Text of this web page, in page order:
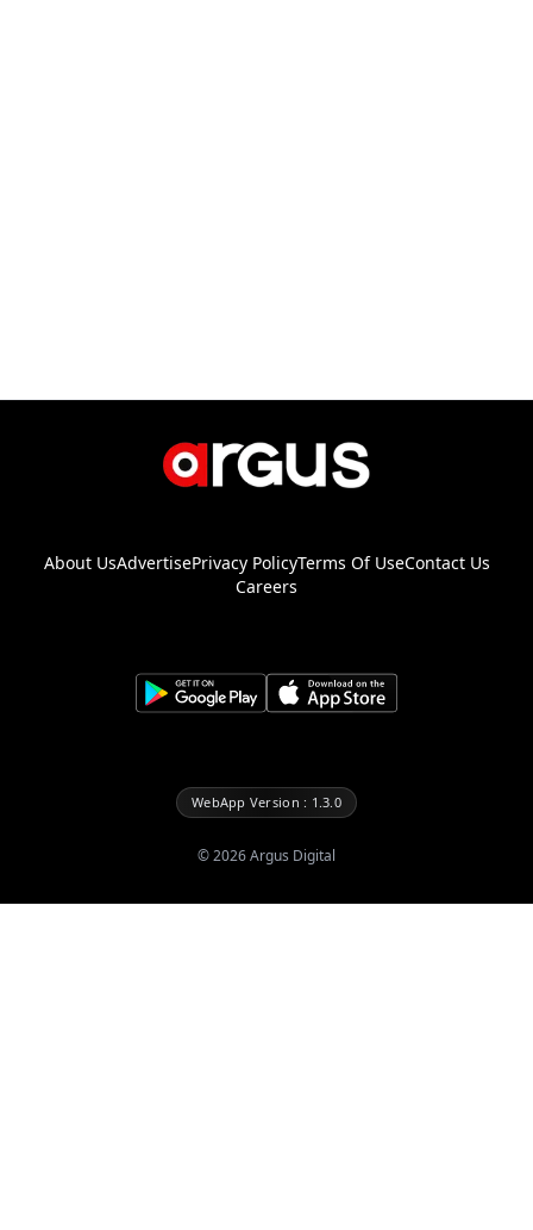
About UsAdvertisePrivacy PolicyTerms Of UseContact Us
Careers
WebApp Version : 1.3.0
©2026Argus Digital